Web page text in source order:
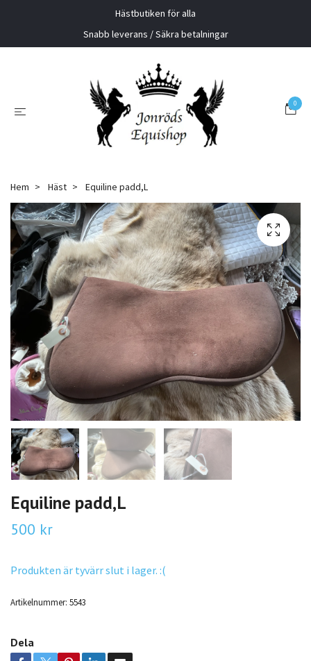
Hästbutiken för alla
Snabb leverans / Säkra betalningar
0
Hem Häst Equiline padd,L
Equiline padd,L
500 kr
Produkten är tyvärr slut i lager. :(
Artikelnummer: 5543
Dela